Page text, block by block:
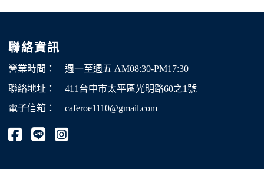
聯絡資訊
營業時間：
週一至週五 AM08:30-PM17:30
聯絡地址：
411台中市太平區光明路60之1號
電子信箱：
caferoe1110@gmail.com